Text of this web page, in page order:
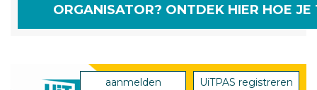
ORGANISATOR? ONTDEK HIER HOE
UiTPAS registreren
aanmelden